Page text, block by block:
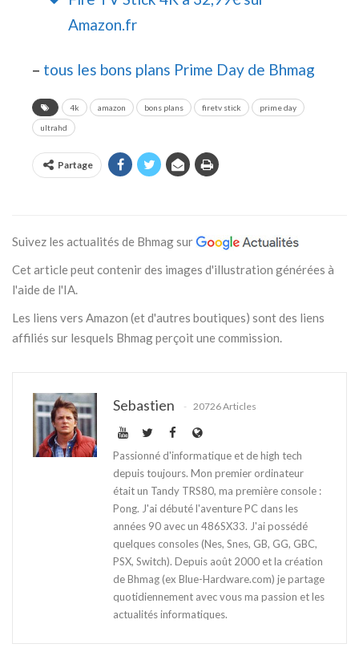
Amazon.fr
– tous les bons plans Prime Day de Bhmag
4k amazon bons plans firetv stick prime day
ultrahd
Partage
Suivez les actualités de Bhmag sur
Cet article peut contenir des images d'illustration générées à
l'aide de l'IA.
Les liens vers Amazon (et d'autres boutiques) sont des liens
affiliés sur lesquels Bhmag perçoit une commission.
Sebastien 20726 Articles
Passionné d'informatique et de high tech
depuis toujours. Mon premier ordinateur
était un Tandy TRS80, ma première console :
Pong. J'ai débuté l'aventure PC dans les
années 90 avec un 486SX33. J'ai possédé
quelques consoles (Nes, Snes, GB, GG, GBC,
PSX, Switch). Depuis août 2000 et la création
de Bhmag (ex Blue-Hardware.com) je partage
quotidiennement avec vous ma passion et les
actualités informatiques.